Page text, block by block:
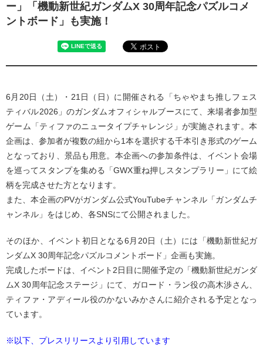
ー」「機動新世紀ガンダムX 30周年記念パズルコメ
ントボード」も実施！
6月20日（土）・21日（日）に開催される「ちゃやまち推しフェス
ティバル2026」のガンダムオフィシャルブースにて、来場者参加型
ゲーム「ティファのニュータイプチャレンジ」が実施されます。本
企画は、参加者が複数の紐から1本を選択する千本引き形式のゲーム
となっており、景品も用意。本企画への参加条件は、イベント会場
を巡ってスタンプを集める「GWX重ね押しスタンプラリー」にて絵
柄を完成させた方となります。
また、本企画のPVがガンダム公式YouTubeチャンネル「ガンダムチ
ャンネル」をはじめ、各SNSにて公開されました。
そのほか、イベント初日となる6月20日（土）には「機動新世紀ガ
ンダムX 30周年記念パズルコメントボード」企画も実施。
完成したボードは、イベント2日目に開催予定の「機動新世紀ガンダ
ムX 30周年記念ステージ」にて、ガロード・ラン役の高木渉さん、
ティファ・アディール役のかないみかさんに紹介される予定となっ
ています。
※以下、プレスリリースより引用しています